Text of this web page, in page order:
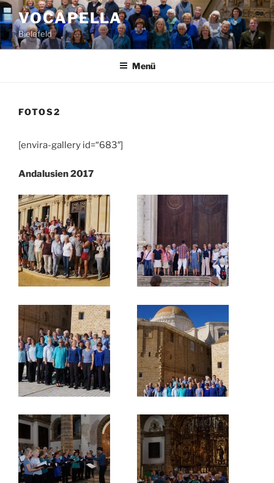
Zum
Inhalt
springen
VOCAPELLA
Bielefeld
Menü
FOTOS2
[envira-gallery id=“683″]
Andalusien 2017